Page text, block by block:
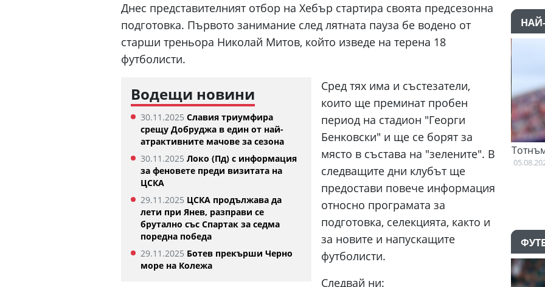
Днес представителният отбор на Хебър стартира своята предсезонна
подготовка. Първото занимание след лятната пауза бе водено от
старши треньора Николай Митов, който изведе на терена 18
футболисти.
Водещи новини
30.11.2025 Славия триумфира
срещу Добруджа в един от най-
атрактивните мачове за сезона
30.11.2025 Локо (Пд) с информация
за феновете преди визитата на
ЦСКА
29.11.2025 ЦСКА продължава да
лети при Янев, разправи се
брутално със Спартак за седма
поредна победа
29.11.2025 Ботев прекърши Черно
море на Колежа
Сред тях има и състезатели,
които ще преминат пробен
период на стадион "Георги
Бенковски" и ще се борят за
място в състава на "зелените". В
следващите дни клубът ще
предостави повече информация
относно програмата за
подготовка, селекцията, както и
за новите и напускащите
футболисти.
Следвай ни:
Изабелла Шиникова започна с
убедителна победа в Оренсе
05.08.2026
Тотнъм
05.08.2026